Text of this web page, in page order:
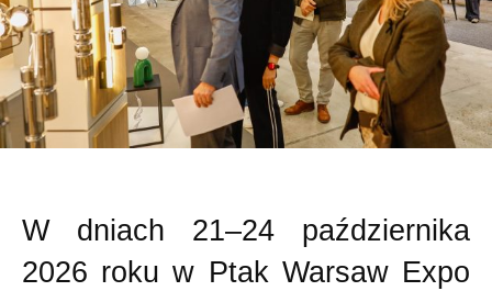
W dniach 21–24 października
2026 roku w Ptak Warsaw Expo